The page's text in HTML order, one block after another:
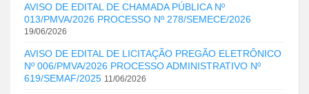
AVISO DE EDITAL DE CHAMADA PÚBLICA Nº
013/PMVA/2026 PROCESSO Nº 278/SEMECE/2026
19/06/2026
AVISO DE EDITAL DE LICITAÇÃO PREGÃO ELETRÔNICO
Nº 006/PMVA/2026 PROCESSO ADMINISTRATIVO Nº
619/SEMAF/2025 11/06/2026